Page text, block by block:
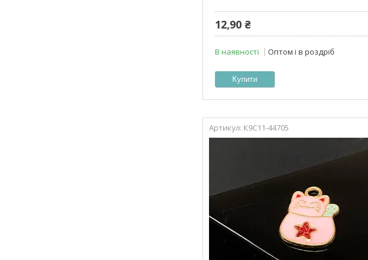
12,90 ₴
В наявності Оптом і в роздріб
Купити
К9С11-44705